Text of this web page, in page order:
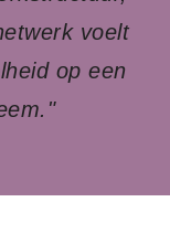
voelt
op een